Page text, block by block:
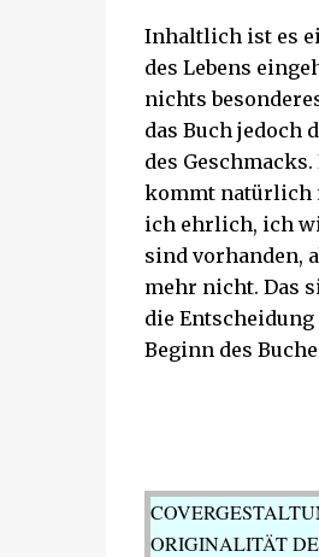
Inhaltlich ist es
des Lebens
nichts
das Buch jedoch
des
kommt natürlich
ich ehrlich, ich
sind vorhanden,
mehr nicht. Das
die
Beginn des
ORIGINALITÄT